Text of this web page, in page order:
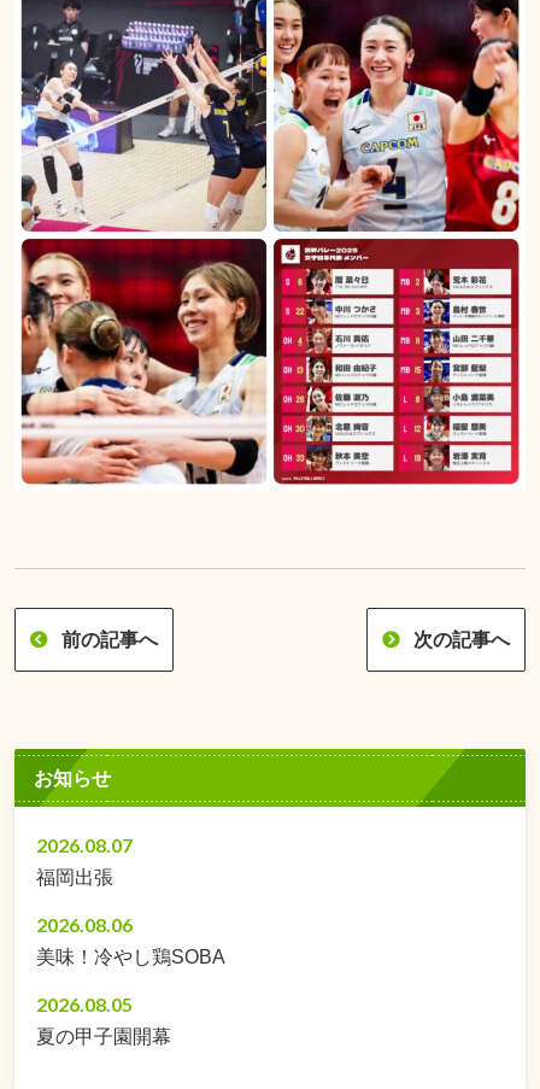
前の記事へ 次の記事へ
お知らせ
2026.08.07
福岡出張
2026.08.06
美味！冷やし鶏SOBA
2026.08.05
夏の甲子園開幕